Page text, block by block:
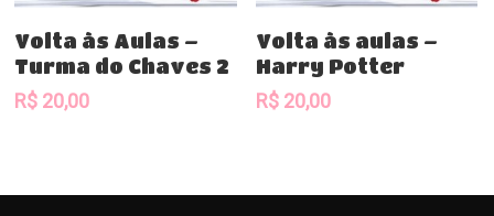
Comprar
Volta às Aulas –
Turma do Chaves 2
R$ 20,00
Comprar
Volta às aulas –
Harry Potter
R$20,00